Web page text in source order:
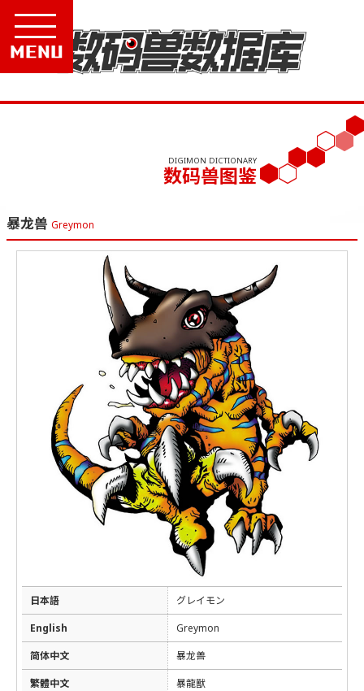
DIGIMON DICTIONARY
数码兽图鉴
暴龙兽 Greymon
日本語
グレイモン
English
Greymon
简体中文
暴龙兽
繁體中文
暴龍獸